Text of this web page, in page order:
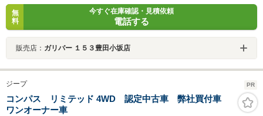
無
料
今すぐ在庫確認・見積依頼
電話する
販売店： ガリバー １５３豊田小坂店
ジープ PR
コンパス リミテッド 4WD 認定中古車 弊社買付車
ワンオーナー車